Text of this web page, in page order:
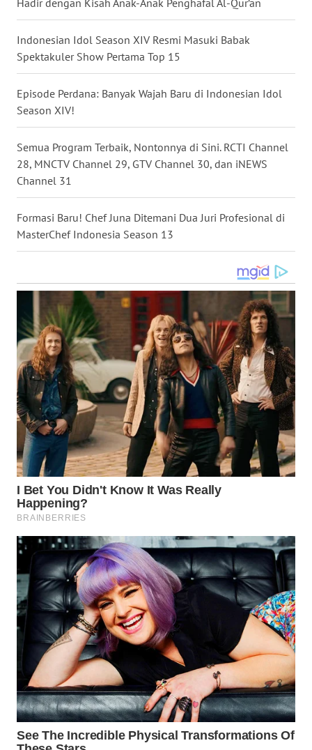
Hadir dengan Kisah Anak-Anak Penghafal Al-Qur’an
Indonesian Idol Season XIV Resmi Masuki Babak
Spektakuler Show Pertama Top 15
Episode Perdana: Banyak Wajah Baru di Indonesian Idol
Season XIV!
Semua Program Terbaik, Nontonnya di Sini. RCTI Channel
28, MNCTV Channel 29, GTV Channel 30, dan iNEWS
Channel 31
Formasi Baru! Chef Juna Ditemani Dua Juri Profesional di
MasterChef Indonesia Season 13
KALSEL
WN
KALTIM
WN
SULSEL
WN
GORONTALO
WN
SULUT
WN
MALUT
WN
DAIRI
WN
DANAU
TOBA
WN
NIAS
WN
LANGKAT
WN
TAPANULI
SELATAN
WN
TANJUNG
LESUNG
WN
KARO